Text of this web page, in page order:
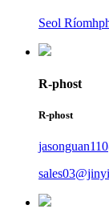
Seol
R-phost
R-phost